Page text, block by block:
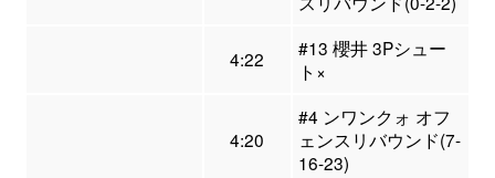
4:22
#13 櫻井 3Pシュー
ト×
4:20
#4 ンワンクォ オフ
ェンスリバウンド(7-
16-23)